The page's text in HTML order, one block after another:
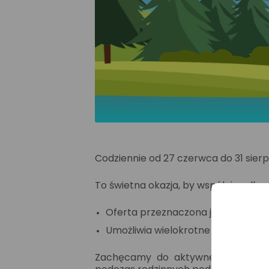
Codziennie od 27 czerwca do 31
To świetna okazja, by wspólnie
Oferta przeznaczona jest dla grup
Umożliwia wielokrotne przejazdy
Zachęcamy do aktywnego